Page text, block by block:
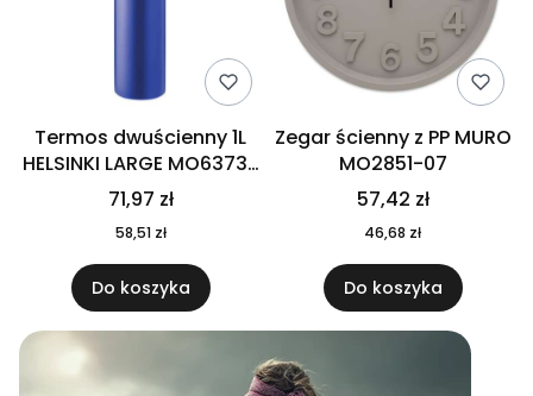
Termos dwuścienny 1L
HELSINKI LARGE MO6373-
04
71,97 zł
58,51 zł
Do koszyka
Zegar ścienny z PP MURO
MO2851-07
57,42 zł
46,68 zł
Do koszyka